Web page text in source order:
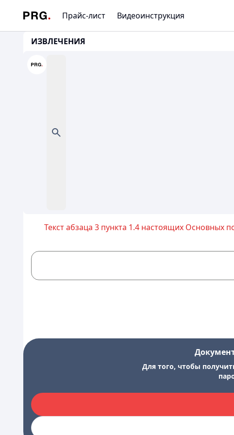
Прайс-лист Видеоинструкция
ИЗВЛЕЧЕНИЯ
Текст абзаца 3 пункта 1.4 настоящих Основных
Для того, чтобы